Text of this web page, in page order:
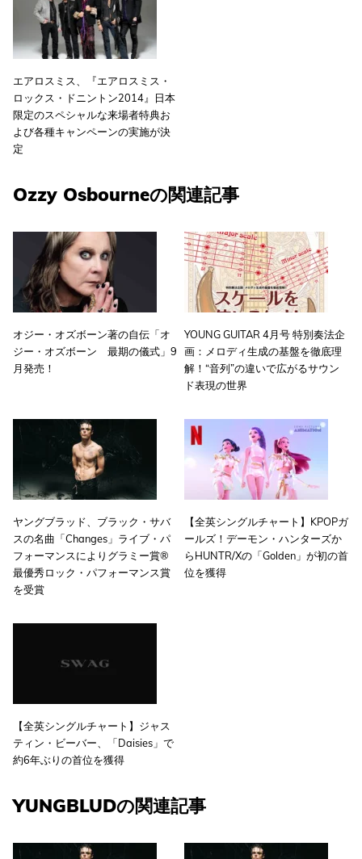
エアロスミス、『エアロスミス・
ロックス・ドニントン2014』日本
限定のスペシャルな来場者特典お
よび各種キャンペーンの実施が決
定
Ozzy Osbourneの関連記事
オジー・オズボーン著の自伝「オ
ジー・オズボーン 最期の儀式」9
月発売！
YOUNG GUITAR 4月号 特別奏法企
画：メロディ生成の基盤を徹底理
解！“音列”の違いで広がるサウン
ド表現の世界
ヤングブラッド、ブラック・サバ
スの名曲「Changes」ライブ・パ
フォーマンスによりグラミー賞®
最優秀ロック・パフォーマンス賞
を受賞
【全英シングルチャート】KPOPガ
ールズ！デーモン・ハンターズか
らHUNTR/Xの「Golden」が初の首
位を獲得
【全英シングルチャート】ジャス
ティン・ビーバー、「Daisies」で
約6年ぶりの首位を獲得
YUNGBLUDの関連記事